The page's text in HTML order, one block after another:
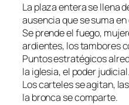
La plaza entera se llena
ausencia que se suma
Se prende el fuego,
ardientes, los tambores
Puntos estratégicos
la iglesia, el poder judicial.
Los carteles se agitan,
la bronca se comparte.